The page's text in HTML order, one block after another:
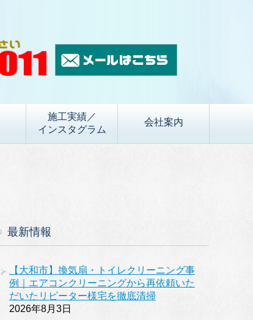
施工実績／
インスタグラム
会社案内
最新情報
【大和市】換気扇・トイレクリーニング事
例｜エアコンクリーニングから再依頼いた
だいたリピーター様宅を徹底清掃
2026年8月3日